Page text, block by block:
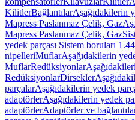
KilitlerBağlantılarAşağıdakilerin
Mapress Paslanmaz Çelik, Gaz
Mapress Paslanmaz Çelik, Gaz
yedek parçası Sistem boruları
nipelleriMuflarAşağıdakilerin
MuflarRedüksiyonlar
RedüksiyonlarDirsekler
parçalarAşağıdakilerin yedek
adaptörlerAşağıdakilerin yedek
adaptörlerAdaptörler ve